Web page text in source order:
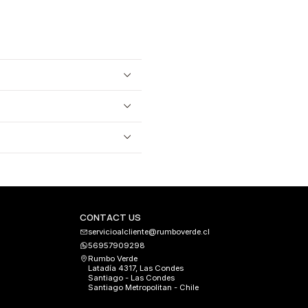
CONTACT US
servicioalcliente@rumboverde.cl
56957909298
Rumbo Verde
Latadía 4317, Las Condes
Santiago - Las Condes
Santiago Metropolitan - Chile